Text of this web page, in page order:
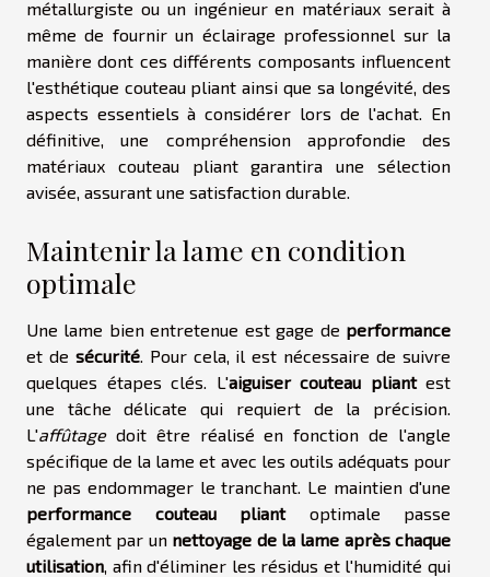
métallurgiste ou un ingénieur en matériaux serait à
même de fournir un éclairage professionnel sur la
manière dont ces différents composants influencent
l'esthétique couteau pliant ainsi que sa longévité, des
aspects essentiels à considérer lors de l'achat. En
définitive, une compréhension approfondie des
matériaux couteau pliant garantira une sélection
avisée, assurant une satisfaction durable.
Maintenir la lame en condition
optimale
Une lame bien entretenue est gage de performance
et de sécurité. Pour cela, il est nécessaire de suivre
quelques étapes clés. L'aiguiser couteau pliantest
une tâche délicate qui requiert de la précision.
L'affûtagedoit être réalisé en fonction de l'angle
spécifique de la lame et avec les outils adéquats pour
ne pas endommager le tranchant. Le maintien d'une
performance couteau pliantoptimale passe
également par un nettoyage de la lame après chaque
utilisation , afin d'éliminer les résidus et l'humidité qui